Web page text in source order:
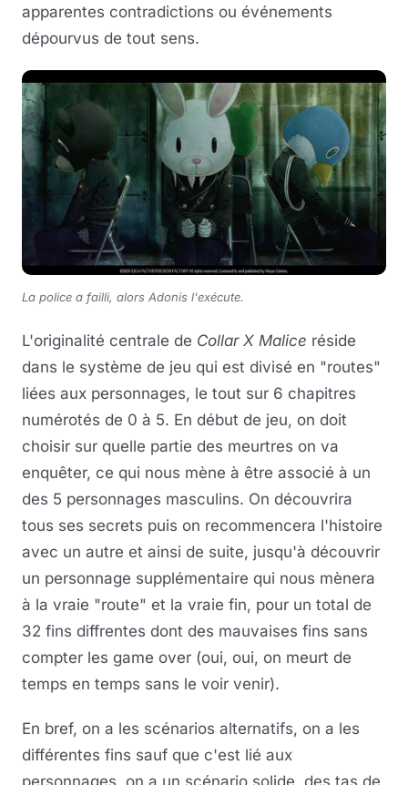
apparentes contradictions ou événements
dépourvus de tout sens.
La police a failli, alors Adonis l'exécute.
L'originalité centrale de Collar X Malice réside
dans le système de jeu qui est divisé en "routes"
liées aux personnages, le tout sur 6 chapitres
numérotés de 0 à 5. En début de jeu, on doit
choisir sur quelle partie des meurtres on va
enquêter, ce qui nous mène à être associé à un
des 5 personnages masculins. On découvrira
tous ses secrets puis on recommencera l'histoire
avec un autre et ainsi de suite, jusqu'à découvrir
un personnage supplémentaire qui nous mènera
à la vraie "route" et la vraie fin, pour un total de
32 fins diffrentes dont des mauvaises fins sans
compter les game over (oui, oui, on meurt de
temps en temps sans le voir venir).
En bref, on a les scénarios alternatifs, on a les
différentes fins sauf que c'est lié aux